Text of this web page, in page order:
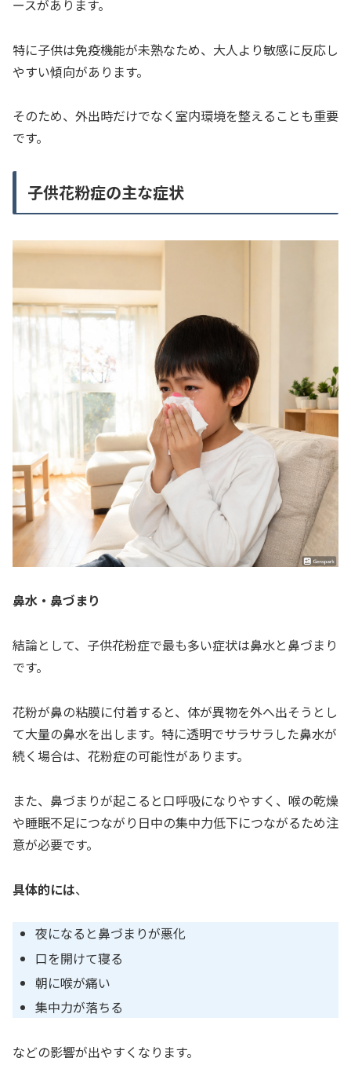
ースがあります。
特に子供は免疫機能が未熟なため、大人より敏感に反応し
やすい傾向があります。
そのため、外出時だけでなく室内環境を整えることも重要
です。
子供花粉症の主な症状
鼻水・鼻づまり
結論として、子供花粉症で最も多い症状は鼻水と鼻づまり
です。
花粉が鼻の粘膜に付着すると、体が異物を外へ出そうとし
て大量の鼻水を出します。特に透明でサラサラした鼻水が
続く場合は、花粉症の可能性があります。
また、鼻づまりが起こると口呼吸になりやすく、喉の乾燥
や睡眠不足につながり日中の集中力低下につながるため注
意が必要です。
具体的には、
夜になると鼻づまりが悪化
口を開けて寝る
朝に喉が痛い
集中力が落ちる
などの影響が出やすくなります。